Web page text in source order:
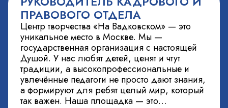
ПРАВОВОГО ОТДЕЛА
Центр творчества «На Вадковском» — это
уникальное место в Москве. Мы —
государственная организация с настоящей
Душой. У нас любят детей, ценят и чтут
традиции, а высокопрофессиональные и
увлечённые педагоги не просто дают знания,
а формируют для ребят целый мир, который
так важен. Наша площадка — это